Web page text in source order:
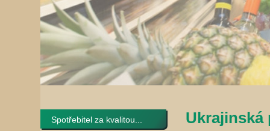
Spotřebitel za kvalitou... Ukrajinská